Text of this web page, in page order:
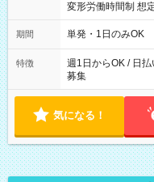
変形労働時間制 想定労働時間
～21：00
期間 単発・1日のみOK
特徴
週1日からOK / 日
募集
気になる！